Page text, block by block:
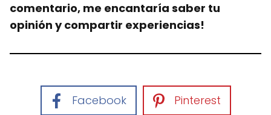
comentario, me encantaría saber tu
opinión y compartir experiencias!
Facebook Pinterest